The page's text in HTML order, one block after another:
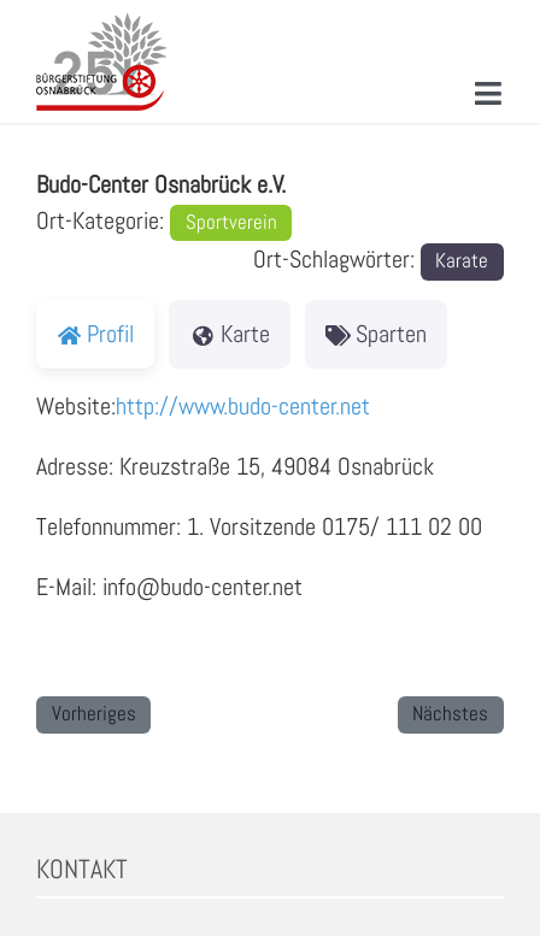
springen
PROJEKTE & AKTIONEN
NEUIGKEITEN
Budo-Center Osnabrück e.V.
Ort-Kategorie:
Sportverein
Ort-Schlagwörter: Karate
Profil Karte Sparten
Website:http://www.budo-center.net
Adresse: Kreuzstraße 15, 49084 Osnabrück
Telefonnummer: 1. Vorsitzende 0175/ 111 02 00
E-Mail: info@budo-center.net
Vorheriges Nächstes
KONTAKT